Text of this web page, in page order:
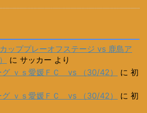
ッププレーオフステージ vs 鹿島ア
に サッカー より
グ ｖｓ愛媛ＦＣ vs （30/42）
に 初
グ ｖｓ愛媛ＦＣ vs （30/42）
に 初